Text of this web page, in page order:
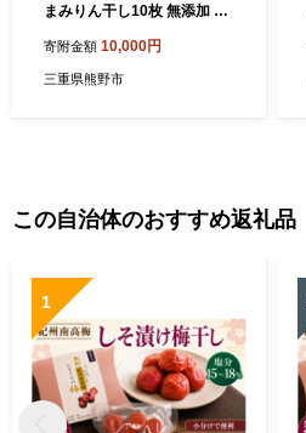
まみりん干し10枚 無添加 5
作り 無着色 さんま 干物 国産
海鮮 魚 おかず おつまみ 朝食
寄附金額 10,000円
三重県熊野市
この自治体のおすすめ返礼品
1